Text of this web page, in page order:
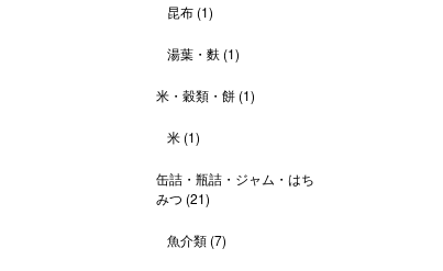
昆布 (1)
湯葉・麩 (1)
米・穀類・餅 (1)
米 (1)
缶詰・瓶詰・ジャム・はち
みつ (21)
魚介類 (7)